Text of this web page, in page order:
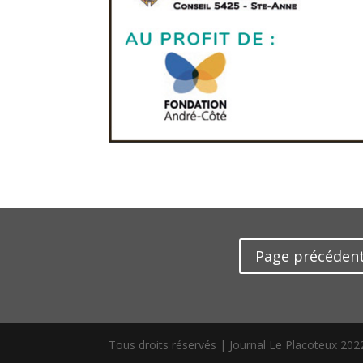
Page
Tous droits réservés | Journal Le Placoteux